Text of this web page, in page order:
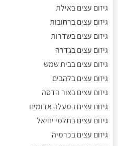
גיזום עצים באילת
גיזום עצים ברחובות
גיזום עצים בשדרות
גיזום עצים בגדרה
גיזום עצים בבית שמש
גיזום עצים בלהבים
גיזום עצים בצור הדסה
גיזום עצים במעלה אדומים
גיזום עצים בתלמי יחיאל
גיזום עצים בכרמיה